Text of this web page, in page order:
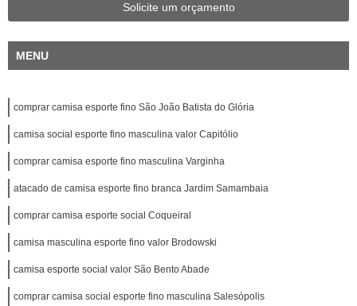
Solicite um orçamento
MENU
comprar camisa esporte fino São João Batista do Glória
camisa social esporte fino masculina valor Capitólio
comprar camisa esporte fino masculina Varginha
atacado de camisa esporte fino branca Jardim Samambaia
comprar camisa esporte social Coqueiral
camisa masculina esporte fino valor Brodowski
camisa esporte social valor São Bento Abade
comprar camisa social esporte fino masculina Salesópolis